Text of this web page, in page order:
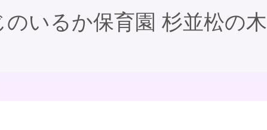
のいるか保育園 杉並松の木